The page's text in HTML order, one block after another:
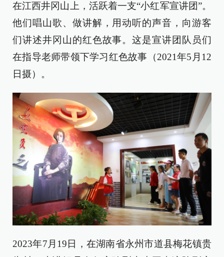
在江西井冈山上，活跃着一支“小红军宣讲团”。
他们唱山歌、做讲解，用动听的声音，向游客
们讲述井冈山的红色故事。这是宣讲团队员们
在指导老师带领下学习红色故事（2021年5月12
日摄）。
2023年7月19日，在湖南省永州市道县梅花镇贵